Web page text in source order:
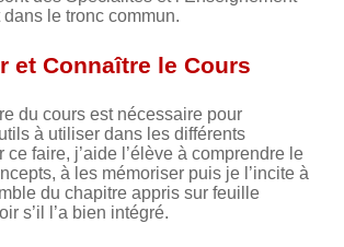
le tronc commun.
et Connaître le Cours
du cours est nécessaire pour
à utiliser dans les différents
ce faire, j’aide l’élève à comprendre le
à les mémoriser puis je l’incite à
du chapitre appris sur feuille
s’il l’a bien intégré.